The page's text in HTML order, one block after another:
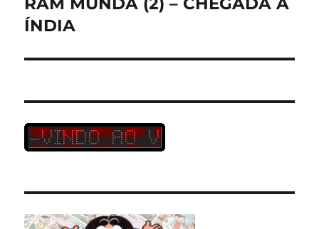
Próximo
post:
ÍNDIA